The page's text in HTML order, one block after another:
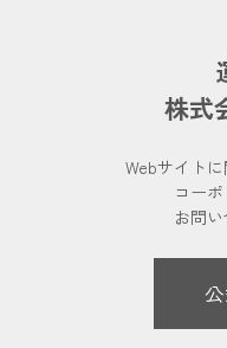
株式
Webサイト
コー
お問い